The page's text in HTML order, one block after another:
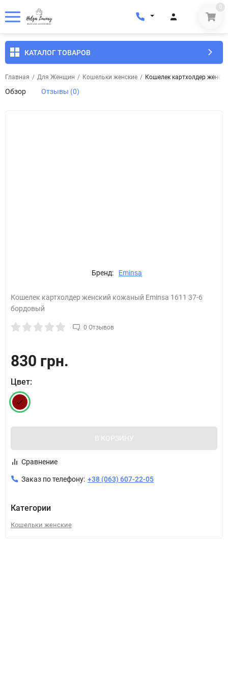
0
КАТАЛОГ ТОВАРОВ
Главная / Для Женщин / Кошельки женские / Кошелек картхолдер
Обзор Отзывы (0)
Бренд: Eminsa
Кошелек картхолдер женский кожаный Eminsa 1611 37-6
бордовый
0 Отзывов
830 грн.
Цвет:
В КОРЗИНУ
Сравнение
Заказ по телефону: +38 (063) 607-22-05
Категории
Кошельки женские